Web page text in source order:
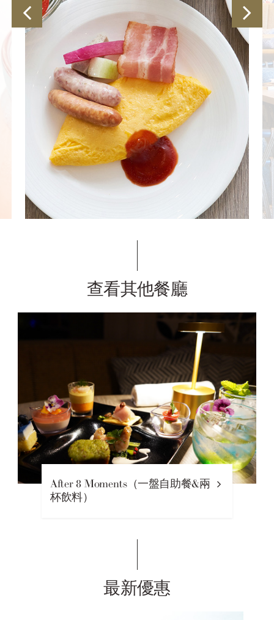
查看其他餐廳
After 8 Moments（一盤自助餐&兩
杯飲料）
最新優惠